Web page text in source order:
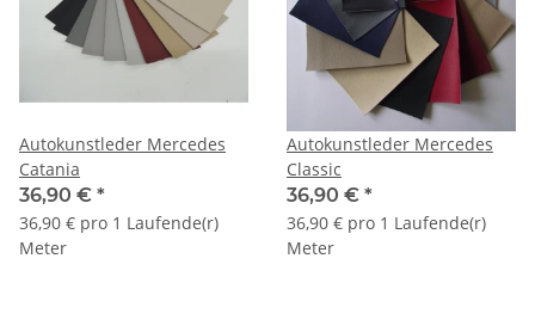
Autokunstleder Mercedes
Catania
36,90 € *
36,90 € pro 1 Laufende(r)
Meter
Autokunstleder Mercedes
Classic
36,90 € *
36,90 € pro 1 Laufende(r)
Meter